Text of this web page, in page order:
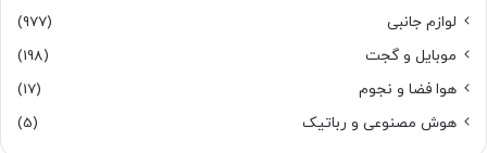
لوازم جانبی
(977)
موبایل و گجت
(198)
هوا فضا و نجوم
(17)
هوش مصنوعی و رباتیک
(5)